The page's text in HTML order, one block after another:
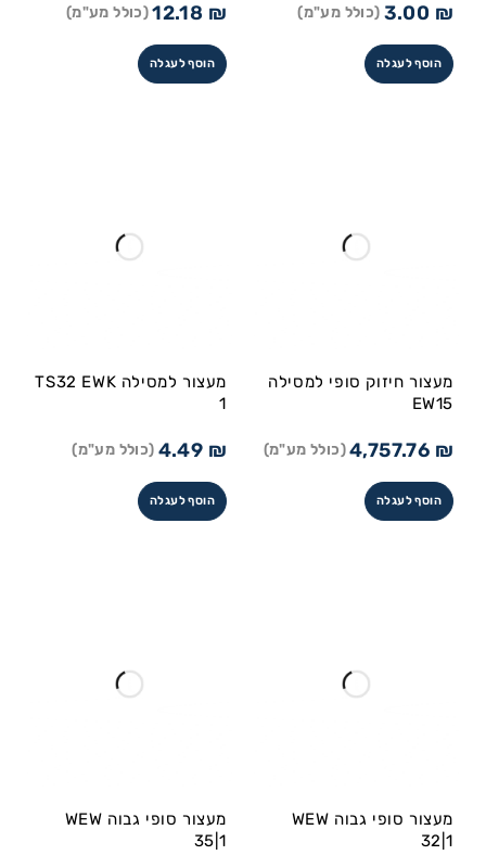
3.00 ₪ (כולל מע"מ)
הוסף לעגלה
12.18 ₪ (כולל מע"מ)
הוסף לעגלה
מעצור חיזוק סופי למסילה
EW15
4,757.76 ₪ (כולל מע"מ)
הוסף לעגלה
מעצור למסילה TS32 EWK
1
4.49 ₪ (כולל מע"מ)
הוסף לעגלה
מעצור סופי גבוה WEW
32|1
מעצור סופי גבוה WEW
35|1